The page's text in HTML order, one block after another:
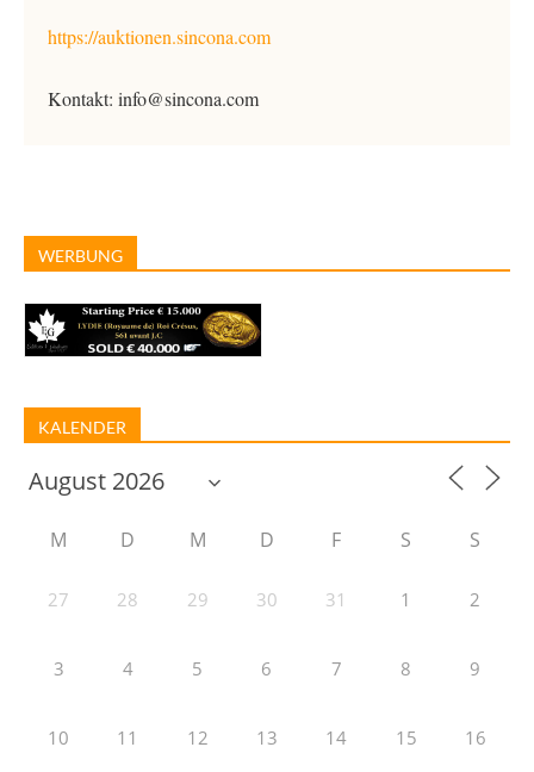
https://auktionen.sincona.com
Kontakt: info@sincona.com
WERBUNG
KALENDER
M D M D F S S
27 28 29 30 31 1 2
3 4 5 6 7 8 9
10 11 12 13 14 15 16